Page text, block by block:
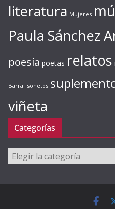
literatura Mujeres
Paula Sánchez
poesía poetas relatos
Barral sonetos
viñeta
Categorías
Categorías